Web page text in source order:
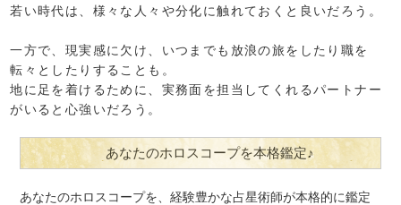
若い時代は、様々な人々や分化に触れておくと良いだろう。
一方で、現実感に欠け、いつまでも放浪の旅をしたり職を
転々としたりすることも。
地に足を着けるために、実務面を担当してくれるパートナー
がいると心強いだろう。
あなたのホロスコープを本格鑑定♪
あなたのホロスコープを、経験豊かな占星術師が本格的に鑑定